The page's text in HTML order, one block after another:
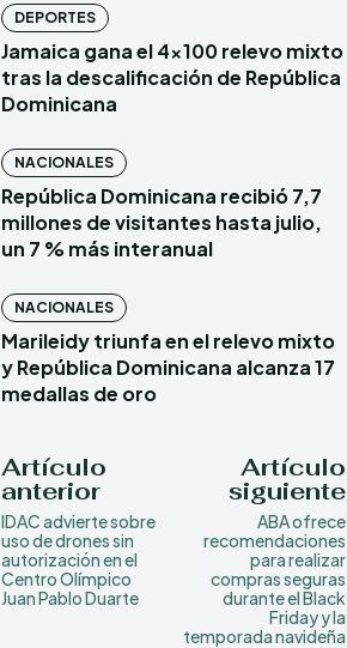
DEPORTES
Jamaica gana el 4×100 relevo mixto
tras la descalificación de República
Dominicana
NACIONALES
República Dominicana recibió 7,7
millones de visitantes hasta julio,
un 7 % más interanual
NACIONALES
Marileidy triunfa en el relevo mixto
y República Dominicana alcanza 17
medallas de oro
Artículo
anterior
IDAC advierte sobre
uso de drones sin
autorización en el
Centro Olímpico
Juan Pablo Duarte
Artículo
siguiente
ABA ofrece
recomendaciones
para realizar
compras seguras
durante el Black
Friday y la
temporada navideña